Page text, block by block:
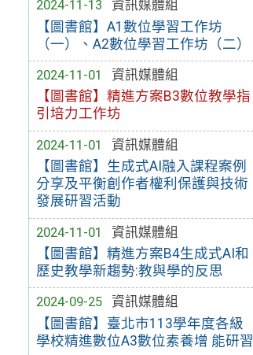
2024-11-13
資訊媒體組
【圖書館】A1數位學習工作坊
（一）、A2數位學習工作坊（二）
2024-11-01
資訊媒體組
【圖書館】精進方案B3數位教學指
引培力工作坊
2024-11-01
資訊媒體組
【圖書館】生成式AI融入課程案例
分享及平衡創作者權利保護與技術
發展研習活動
2024-11-01
資訊媒體組
【圖書館】精進方案B4生成式AI和
歷史教學新趨勢:教與學的反思
2024-09-25
資訊媒體組
【圖書館】臺北市113學年度各級
學校精進數位A3數位素養增 能研習